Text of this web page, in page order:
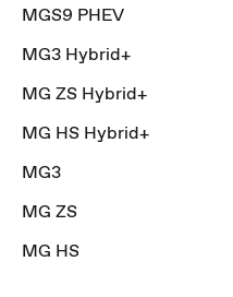
MGS9 PHEV
MG3 Hybrid+
MG ZS Hybrid+
MG HS Hybrid+
MG3
MG ZS
MG HS